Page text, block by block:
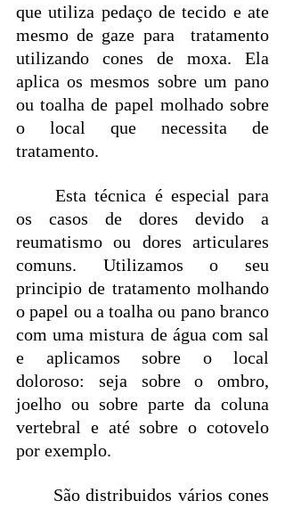
que utiliza pedaço de tecido e ate
mesmo de gaze para  tratamento
utilizando cones de moxa. Ela
aplica os mesmos sobre um pano
ou toalha de papel molhado sobre
o local que necessita de
tratamento.
	Esta técnica é especial para
os casos de dores devido a
reumatismo ou dores articulares
comuns. Utilizamos o seu
principio de tratamento molhando
o papel ou a toalha ou pano branco
com uma mistura de água com sal
e aplicamos sobre o local
doloroso: seja sobre o ombro,
joelho ou sobre parte da coluna
vertebral e até sobre o cotovelo
por exemplo.